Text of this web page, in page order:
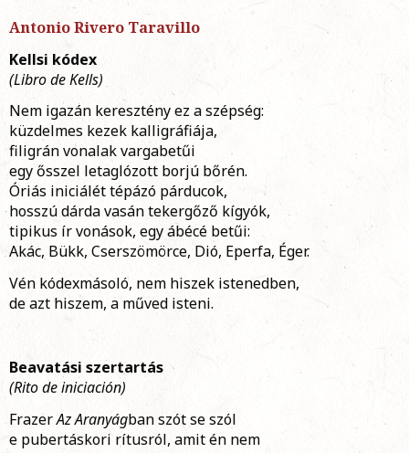
Antonio Rivero Taravillo
Kellsi kódex
(Libro de Kells)
Nem igazán keresztény ez a szépség:
küzdelmes kezek kalligráfiája,
filigrán vonalak vargabetűi
egy ősszel letaglózott borjú bőrén.
Óriás iniciálét tépázó párducok,
hosszú dárda vasán tekergőző kígyók,
tipikus ír vonások, egy ábécé betűi:
Akác, Bükk, Cserszömörce, Dió, Eperfa, Éger.
Vén kódexmásoló, nem hiszek istenedben,
de azt hiszem, a műved isteni.
Beavatási szertartás
(Rito de iniciación)
FrazerAz Aranyágban szót se szól
e pubertáskori rítusról, amit én nem